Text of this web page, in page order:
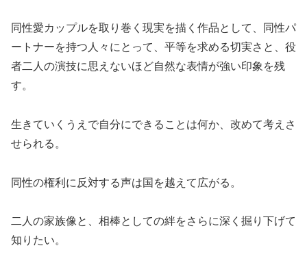
同性愛カップルを取り巻く現実を描く作品として、同性パ
ートナーを持つ人々にとって、平等を求める切実さと、役
者二人の演技に思えないほど自然な表情が強い印象を残
す。
生きていくうえで自分にできることは何か、改めて考えさ
せられる。
同性の権利に反対する声は国を越えて広がる。
二人の家族像と、相棒としての絆をさらに深く掘り下げて
知りたい。